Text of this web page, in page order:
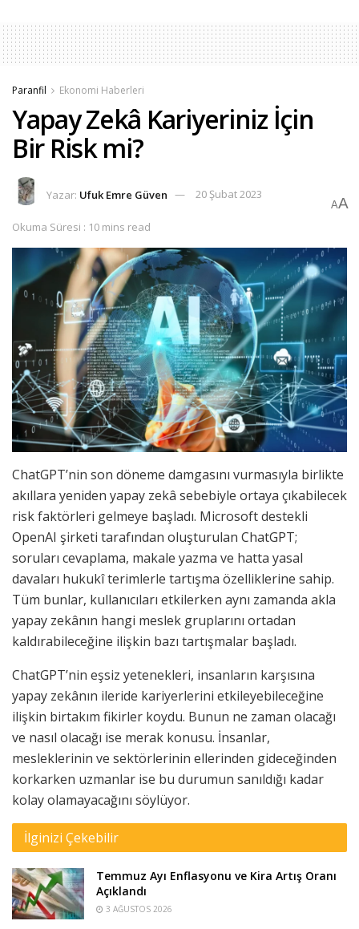
Paranfil Ekonomi Haberleri
Yapay Zekâ Kariyeriniz İçin
Bir Risk mi?
Yazar: Ufuk Emre Güven 20 Şubat 2023
Okuma Süresi : 10 mins read
AA
ChatGPT’nin son döneme damgasını vurmasıyla birlikte
akıllara yeniden yapay zekâ sebebiyle ortaya çıkabilecek
risk faktörleri gelmeye başladı. Microsoft destekli
OpenAI şirketi tarafından oluşturulan ChatGPT;
soruları cevaplama, makale yazma ve hatta yasal
davaları hukukî terimlerle tartışma özelliklerine sahip.
Tüm bunlar, kullanıcıları etkilerken aynı zamanda akla
yapay zekânın hangi meslek gruplarını ortadan
kaldırabileceğine ilişkin bazı tartışmalar başladı.
ChatGPT’nin eşsiz yetenekleri, insanların karşısına
yapay zekânın ileride kariyerlerini etkileyebileceğine
ilişkin birtakım fikirler koydu. Bunun ne zaman olacağı
ve nasıl olacağı ise merak konusu. İnsanlar,
mesleklerinin ve sektörlerinin ellerinden gideceğinden
korkarken uzmanlar ise bu durumun sanıldığı kadar
kolay olamayacağını söylüyor.
İlginizi Çekebilir
Temmuz Ayı Enflasyonu ve Kira Artış Oranı
Açıklandı
3 AĞUSTOS 2026